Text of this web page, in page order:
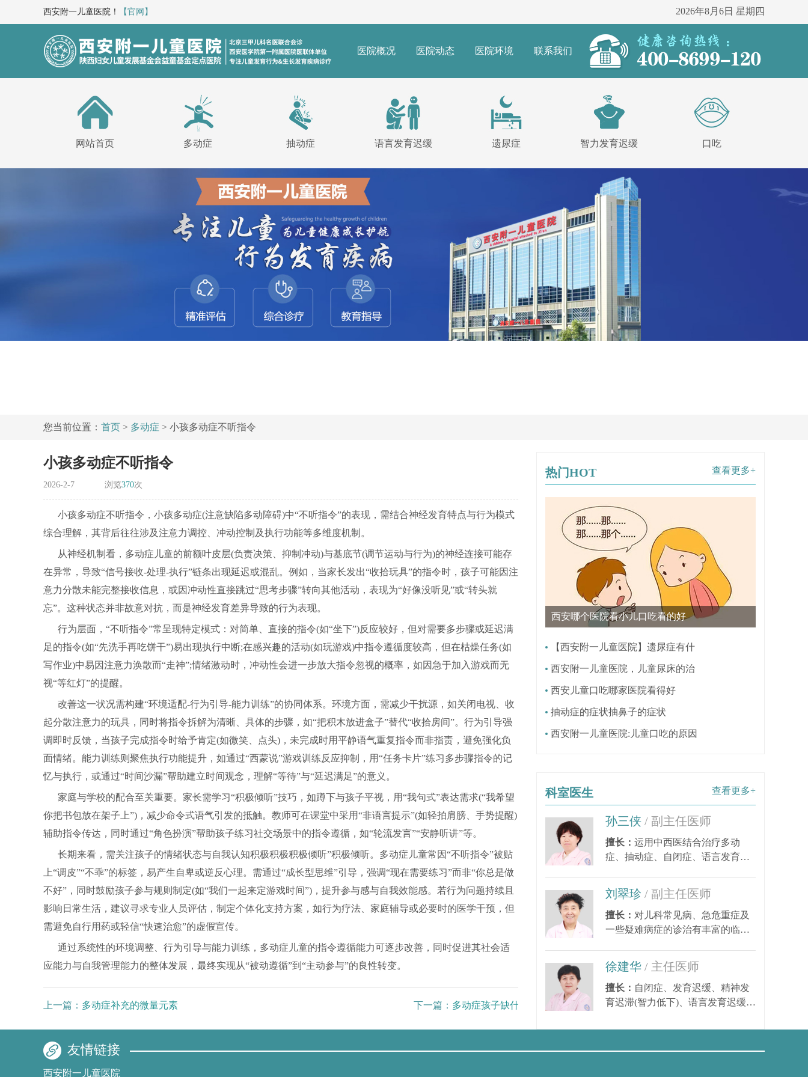
西安附一儿童医院！ 【官网】 2026年8月6日 星期四
医院概况 医院动态 医院环境 联系我们
网站首页 多动症 抽动症 语言发育迟缓 遗尿症 智力发育迟缓 口吃
您当前位置： 首页 > 多动症 > 小孩多动症不听指令
小孩多动症不听指令
2026-2-7 浏览370次
小孩多动症不听指令，小孩多动症(注意缺陷多动障碍)中“不听指令”的表现，需结合神经发育特点与行为模式
综合理解，其背后往往涉及注意力调控、冲动控制及执行功能等多维度机制。
从神经机制看，多动症儿童的前额叶皮层(负责决策、抑制冲动)与基底节(调节运动与行为)的神经连接可能存
在异常，导致“信号接收-处理-执行”链条出现延迟或混乱。例如，当家长发出“收拾玩具”的指令时，孩子可能因注
意力分散未能完整接收信息，或因冲动性直接跳过“思考步骤”转向其他活动，表现为“好像没听见”或“转头就
忘”。这种状态并非故意对抗，而是神经发育差异导致的行为表现。
行为层面，“不听指令”常呈现特定模式：对简单、直接的指令(如“坐下”)反应较好，但对需要多步骤或延迟满
足的指令(如“先洗手再吃饼干”)易出现执行中断;在感兴趣的活动(如玩游戏)中指令遵循度较高，但在枯燥任务(如
写作业)中易因注意力涣散而“走神”;情绪激动时，冲动性会进一步放大指令忽视的概率，如因急于加入游戏而无
视“等红灯”的提醒。
改善这一状况需构建“环境适配-行为引导-能力训练”的协同体系。环境方面，需减少干扰源，如关闭电视、收
起分散注意力的玩具，同时将指令拆解为清晰、具体的步骤，如“把积木放进盒子”替代“收拾房间”。行为引导强
调即时反馈，当孩子完成指令时给予肯定(如微笑、点头)，未完成时用平静语气重复指令而非指责，避免强化负
面情绪。能力训练则聚焦执行功能提升，如通过“西蒙说”游戏训练反应抑制，用“任务卡片”练习多步骤指令的记
忆与执行，或通过“时间沙漏”帮助建立时间观念，理解“等待”与“延迟满足”的意义。
家庭与学校的配合至关重要。家长需学习“积极倾听”技巧，如蹲下与孩子平视，用“我句式”表达需求(“我希望
你把书包放在架子上”)，减少命令式语气引发的抵触。教师可在课堂中采用“非语言提示”(如轻拍肩膀、手势提醒)
辅助指令传达，同时通过“角色扮演”帮助孩子练习社交场景中的指令遵循，如“轮流发言”“安静听讲”等。
长期来看，需关注孩子的情绪状态与自我认知积极积极积极倾听”积极倾听。多动症儿童常因“不听指令”被贴
上“调皮”“不乖”的标签，易产生自卑或逆反心理。需通过“成长型思维”引导，强调“现在需要练习”而非“你总是做
不好”，同时鼓励孩子参与规则制定(如“我们一起来定游戏时间”)，提升参与感与自我效能感。若行为问题持续且
影响日常生活，建议寻求专业人员评估，制定个体化支持方案，如行为疗法、家庭辅导或必要时的医学干预，但
需避免自行用药或轻信“快速治愈”的虚假宣传。
通过系统性的环境调整、行为引导与能力训练，多动症儿童的指令遵循能力可逐步改善，同时促进其社会适
应能力与自我管理能力的整体发展，最终实现从“被动遵循”到“主动参与”的良性转变。
上一篇： 多动症补充的微量元素 下一篇： 多动症孩子缺什么元素
查看更多+
热门HOT
西安哪个医院看小儿口吃看的好
【西安附一儿童医院】遗尿症有什
西安附一儿童医院，儿童尿床的治
西安儿童口吃哪家医院看得好
抽动症的症状抽鼻子的症状
西安附一儿童医院:儿童口吃的原因
查看更多+
科室医生
孙三侠 / 副主任医师
擅长： 运用中西医结合治疗多动
症、抽动症、自闭症、语言发育迟
刘翠珍 / 副主任医师
擅长： 对儿科常见病、急危重症及
一些疑难病症的诊治有丰富的临床
徐建华 / 主任医师
擅长： 自闭症、发育迟缓、精神发
育迟滞(智力低下)、语言发育迟缓、
友情链接
西安附一儿童医院